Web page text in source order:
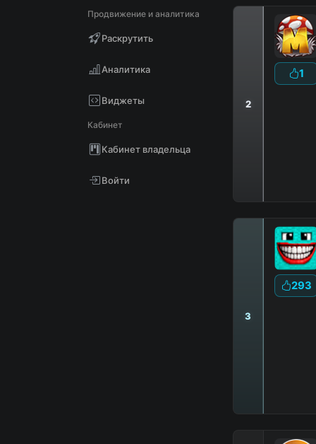
Продвижение и аналитика
Раскрутить
Аналитика
Виджеты
Кабинет
Кабинет владельца
Войти
2
1
3
293